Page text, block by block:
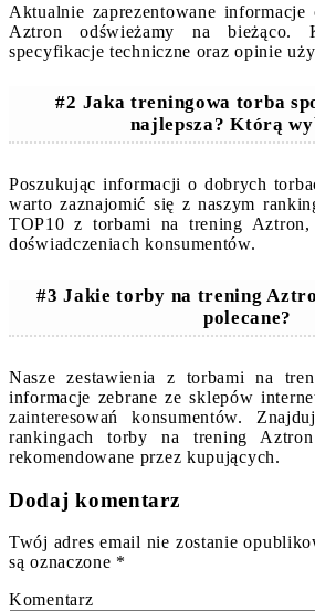
Aktualnie zaprezentowane
Aztron odświeżamy na bieżąco.
specyfikacje techniczne oraz opinie
#2 Jaka treningowa torba
najlepsza? Którą
Poszukując informacji o dobrych
warto zaznajomić się z naszym
TOP10 z torbami na trening
doświadczeniach konsumentów.
#3 Jakie torby na trening
polecane?
Nasze zestawienia z torbami na
informacje zebrane ze sklepów
zainteresowań konsumentów.
rankingach torby na trening
rekomendowane przez kupujących.
Dodaj komentarz
Twój adres email nie zostanie
są oznaczone *